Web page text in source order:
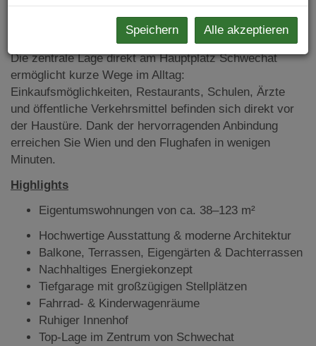
jeder Jahreszeit und bietet gleichzeitig zukunftssichere
Die zentrale Lage direkt am Hauptplatz Schwechat
ermöglicht kurze Wege im Alltag:
Einkaufsmöglichkeiten, Restaurants, Schulen, Ärzte
und öffentliche Verkehrsmittel befinden sich direkt vor
der Haustüre. Dank der hervorragenden Anbindung
erreichen Sie Wien und den Flughafen in wenigen
Minuten.
Highlights
Eigentumswohnungen von ca. 38–123 m²
Hochwertige Ausstattung & moderne Architektur
Balkone, Terrassen, Eigengärten & Dachterrassen
Nachhaltiges Energiekonzept
Tiefgarage mit großzügigen Stellplätzen
Fahrrad- & Kinderwagenräume
Ruhiger Innenhof
Top-Lage im Zentrum von Schwechat
Speichern Alle akzeptieren